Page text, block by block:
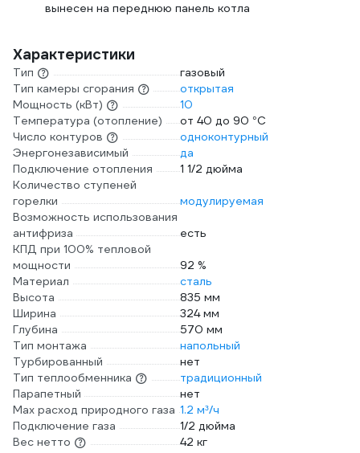
вынесен на переднюю панель котла
Характеристики
Тип
газовый
Тип камеры сгорания
открытая
Мощность (кВт)
10
Температура (отопление)
от 40 до 90 °С
Число контуров
одноконтурный
Энергонезависимый
да
Подключение отопления
1 1/2 дюйма
Количество ступеней
горелки
модулируемая
Возможность использования
антифриза
есть
КПД при 100% тепловой
мощности
92 %
Материал
сталь
Высота
835 мм
Ширина
324 мм
Глубина
570 мм
Тип монтажа
напольный
Турбированный
нет
Тип теплообменника
традиционный
Парапетный
нет
Max расход природного газа 1.2 м³/ч
Подключение газа
1/2 дюйма
Вес нетто
42 кг